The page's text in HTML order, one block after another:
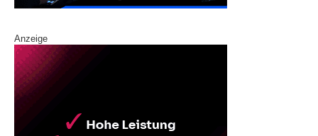
Anzeige